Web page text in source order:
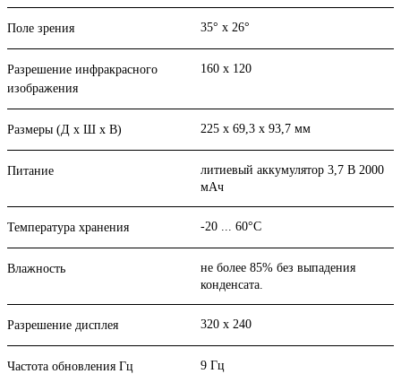
Поле зрения 35° x 26°
Разрешение инфракрасного
изображения
160 x 120
Размеры (Д х Ш х В) 225 x 69,3 x 93,7 мм
Питание
литиевый аккумулятор 3,7 В 2000
мАч
Температура хранения -20 ... 60°С
Влажность
не более 85% без выпадения
конденсата.
Разрешение дисплея 320 x 240
Частота обновления Гц 9 Гц